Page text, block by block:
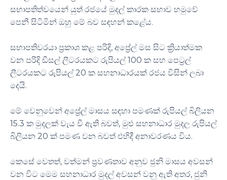
සභාපතිත්වයෙන් යුත් රජයේ මුදල් කාරක සභාව හමුවේ
පෙනී සිටිමින් ඔහු මේ බව සඳහන් කළේය.
සභාපතිවරයා ප්‍රකාශ කළ පරිදි, අප්‍රේල් මස සිට ක්‍රියාත්මක
වන පරිදි ඩීසල් ලීටරයකට රුපියල් 100 ක සහ පෙට්‍රල්
ලීටරයකට රුපියල් 20 ක සහනාධාරයක් රජය විසින් ලබා
දෙයි.
මේ වෙනුවෙන් අප්‍රේල් මාසය සඳහා පමණක් රුපියල් බිලියන
15.3 ක මුදලක් වැය වී ඇති බවත්, මුළු සහනාධාර මුදල රුපියල්
බිලියන 20 ක් පමණ වන බවත් එහිදී අනාවරණය විය.
කෙසේ වෙතත්, වත්මන් ප්‍රවණතාව අනුව ජුනි මාසය අවසන්
වන විට මෙම සහනාධාර මුදල් අවසන් වනු ඇති අතර, ජුනි